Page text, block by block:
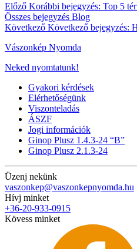
Előző Korábbi bejegyzés: Top 5
Összes bejegyzés Blog
Következő Következő bejegyzés:
Vászonkép Nyomda
Neked nyomtatunk!
Gyakori kérdések
Elérhetőségünk
Viszonteladás
ÁSZF
Jogi információk
Ginop Plusz 1.4.3-24 “B”
Ginop Plusz 2.1.3-24
Üzenj nekünk
vaszonkep@vaszonkepnyomda.hu
Hívj minket
+36-20-933-0915
Kövess minket